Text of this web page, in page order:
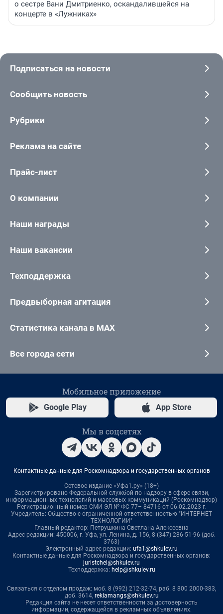
о сестре Вани Дмитриенко, оскандалившейся на
концерте в «Лужниках»
Подписаться на новости
Сообщить новость
Рубрики
Реклама на сайте
Прайс-лист
О компании
Наши награды
Наши вакансии
Техподдержка
Предвыборная агитация
Статистика канала в MAX
Все города сети
Мобильное приложение
Google Play App Store
Мы в соцсетях
Контактные данные для Роскомнадзора и государственных органов
Сетевое издание «Уфа1.ру» (18+)
Зарегистрировано Федеральной службой по надзору в сфере связи,
информационных технологий и массовых коммуникаций (Роскомнадзор)
Регистрационный номер СМИ ЭЛ № ФС 77– 84716 от 06.02.2023 г.
Учредитель: Общество с ограниченной ответственностью "ИНТЕРНЕТ
ТЕХНОЛОГИИ"
Главный редактор: Петрушкина Светлана Алексеевна
Адрес редакции: 450006, г. Уфа, ул. Ленина, д. 156, 8 (347) 286-51-96 (доб.
3763)
Электронный адрес редакции: ufa1@shkulev.ru
Контактные данные для Роскомнадзора и государственных органов:
juristchel@shkulev.ru
Техподдержка: help@shkulev.ru
Связаться с отделом продаж: моб. 8 (992) 212-32-74, раб. 8 800 2000-383,
доб. 3614, reklamangs@shkulev.ru
Редакция сайта не несет ответственности за достоверность
информации, содержащейся в рекламных объявлениях.